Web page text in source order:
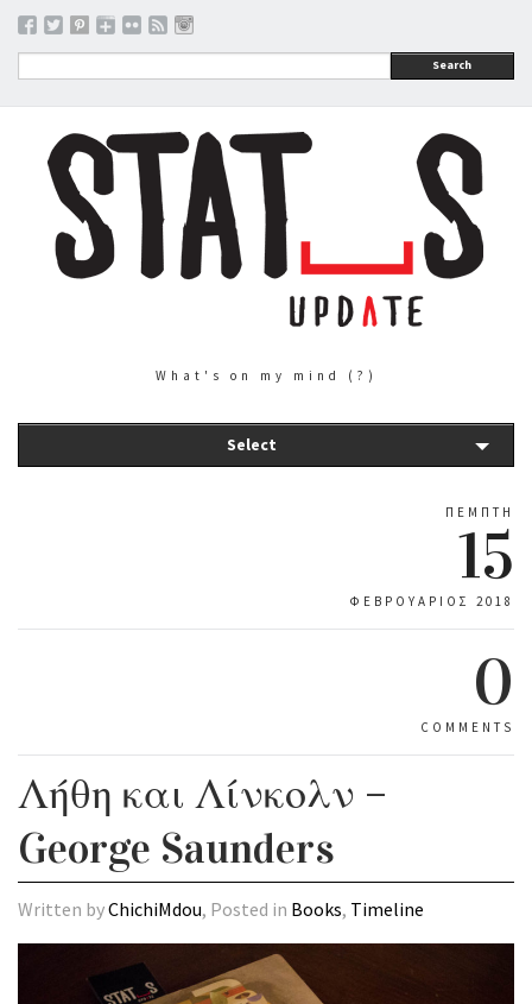
Search
What's on my mind (?)
Select
ΠΈΜΠΤΗ
15
ΦΕΒΡΟΥΆΡΙΟΣ 2018
0
COMMENTS
Λήθη και Λίνκολν –
George Saunders
Written byChichiMdou, Posted in Books, Timeline